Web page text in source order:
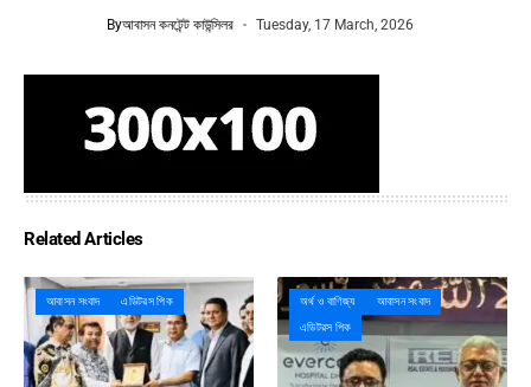
Byআবাসন কনটেন্ট কাউন্সিলর Tuesday, 17 March, 2026
Related Articles
আবাসন সংবাদ এডিটরস পিক অর্থ ও বাণিজ্য
আবাসন সংবাদ
এডিটরস পিক